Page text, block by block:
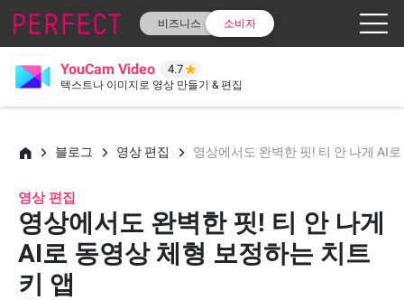
비즈니스 소비자
YouCam Video 4.7
텍스트나 이미지로 영상 만들기 & 편집
블로그 영상 편집 영상에서도 완벽한 핏! 티 안 나게 AI
영상 편집
영상에서도 완벽한 핏! 티 안 나게
AI로 동영상 체형 보정하는 치트
키 앱